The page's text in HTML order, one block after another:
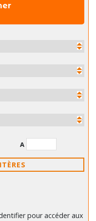
A
pour accéder aux